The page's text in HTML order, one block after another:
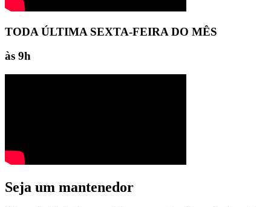
TODA ÚLTIMA SEXTA-FEIRA DO MÊS
às 9h
Seja um mantenedor